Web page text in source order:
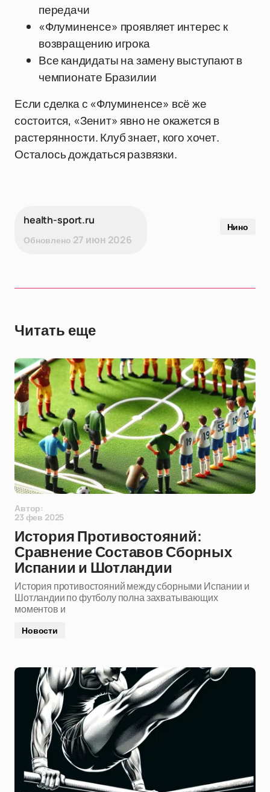
передачи
«Флуминенсе» проявляет интерес к
возвращению игрока
Все кандидаты на замену выступают в
чемпионате Бразилии
Если сделка с «Флуминенсе» всё же
состоится, «Зенит» явно не окажется в
растерянности. Клуб знает, кого хочет.
Осталось дождаться развязки.
health-sport.ru
Обновлено 27 июн 2026
Нино
Читать еще
Автор:
23 фев 2025
История Противостояний:
Сравнение Составов Сборных
Испании и Шотландии
История противостояний между сборными Испании и
Шотландии по футболу полна захватывающих
моментов и
Новости